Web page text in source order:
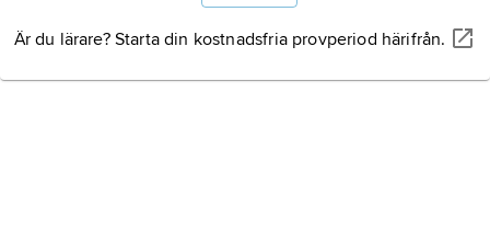
Är du lärare? Starta din kostnadsfria provperiod härifrån.